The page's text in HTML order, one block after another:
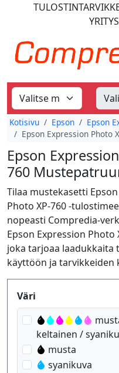
Kotisivu Epson
Epson
Epson Expression Photo
Epson
760
Tilaa mustekasetti
Photo XP-760 -
nopeasti Compredia-
Epson Expression
joka tarjoaa laadukkaita
käyttöön ja tarvikkeiden
Produktfilter
Väri
keltainen /
musta
syanikuva